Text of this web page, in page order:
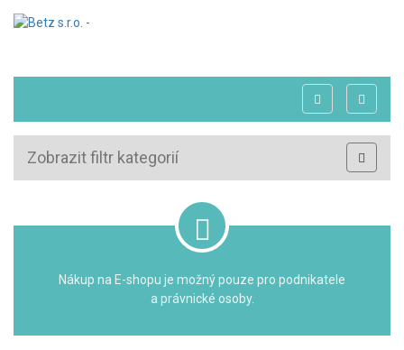
Zobrazit filtr kategorií
Nákup na E-shopu je možný pouze pro podnikatele
a právnické osoby.